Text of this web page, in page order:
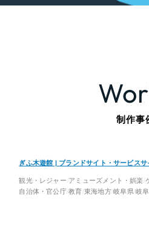
制作事
ぎふ木遊館 | ブランドサイト・サービスサ
観光・レジャー アミューズメント・娯楽
自治体・官公庁 教育 東海地方 岐阜県 岐